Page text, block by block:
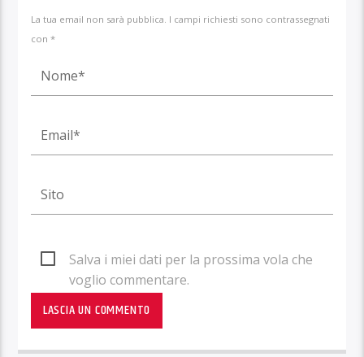
La tua email non sarà pubblica. I campi richiesti sono contrassegnati
con *
Salva i miei dati per la prossima vola che
voglio commentare.